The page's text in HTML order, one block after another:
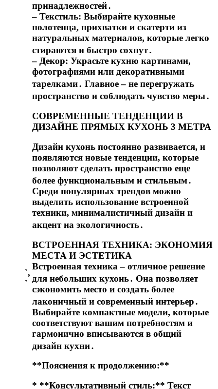
`,
`
принадлежностей․
– Текстиль: Выбирайте кухонные
полотенца, прихватки и скатерти из
натуральных материалов, которые легко
стираются и быстро сохнут․
– Декор: Украсьте кухню картинами,
фотографиями или декоративными
тарелками․ Главное – не перегружать
пространство и соблюдать чувство меры․
СОВРЕМЕННЫЕ ТЕНДЕНЦИИ В
ДИЗАЙНЕ ПРЯМЫХ КУХОНЬ 3 МЕТРА
Дизайн кухонь постоянно развивается, и
появляются новые тенденции, которые
позволяют сделать пространство еще
более функциональным и стильным․
Среди популярных трендов можно
выделить использование встроенной
техники, минималистичный дизайн и
акцент на экологичность․
ВСТРОЕННАЯ ТЕХНИКА: ЭКОНОМИЯ
МЕСТА И ЭСТЕТИКА
Встроенная техника – отличное решение
для небольших кухонь․ Она позволяет
сэкономить место и создать более
лаконичный и современный интерьер․
Выбирайте компактные модели, которые
соответствуют вашим потребностям и
гармонично вписываются в общий
дизайн кухни․
**Пояснения к продолжению:**
* **Консультативный стиль:** Текст